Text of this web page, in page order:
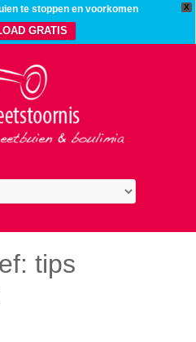
X
te stoppen en voorkomen
GRATIS
tips